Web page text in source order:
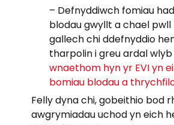
– Defnyddiwch fomiau
blodau gwyllt a chael
gallech chi ddefnyddio
tharpolin i greu ardal
wnaethom hyn yr EVI yn
bomiau blodau a
Felly dyna chi, gobeithio bod
awgrymiadau uchod yn eich